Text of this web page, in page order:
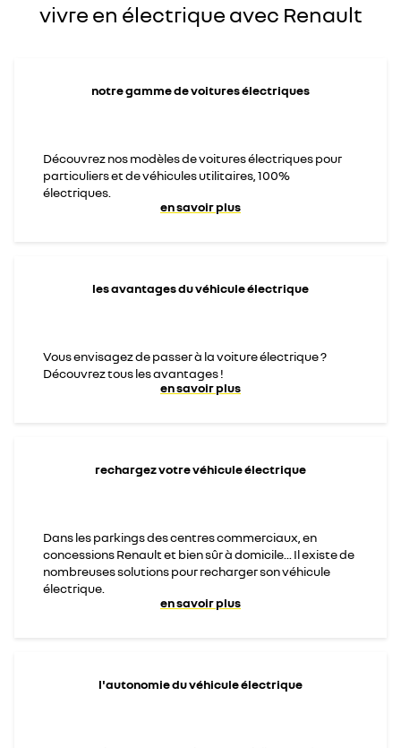
vivre en électrique avec Renault
notre gamme de voitures électriques
Découvrez nos modèles de voitures électriques pour
particuliers et de véhicules utilitaires, 100%
électriques.
en savoir plus
les avantages du véhicule électrique
Vous envisagez de passer à la voiture électrique ?
Découvrez tous les avantages !
en savoir plus
rechargez votre véhicule électrique
Dans les parkings des centres commerciaux, en
concessions Renault et bien sûr à domicile... Il existe de
nombreuses solutions pour recharger son véhicule
électrique.
en savoir plus
l'autonomie du véhicule électrique